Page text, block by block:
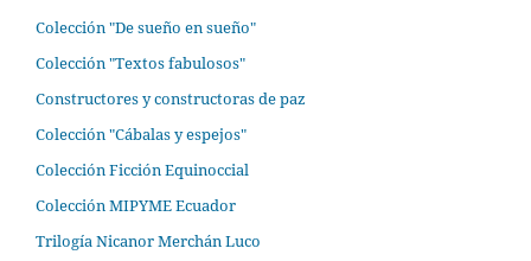
Colección "De sueño en sueño"
Colección "Textos fabulosos"
Constructores y constructoras de paz
Colección "Cábalas y espejos"
Colección Ficción Equinoccial
Colección MIPYME Ecuador
Trilogía Nicanor Merchán Luco